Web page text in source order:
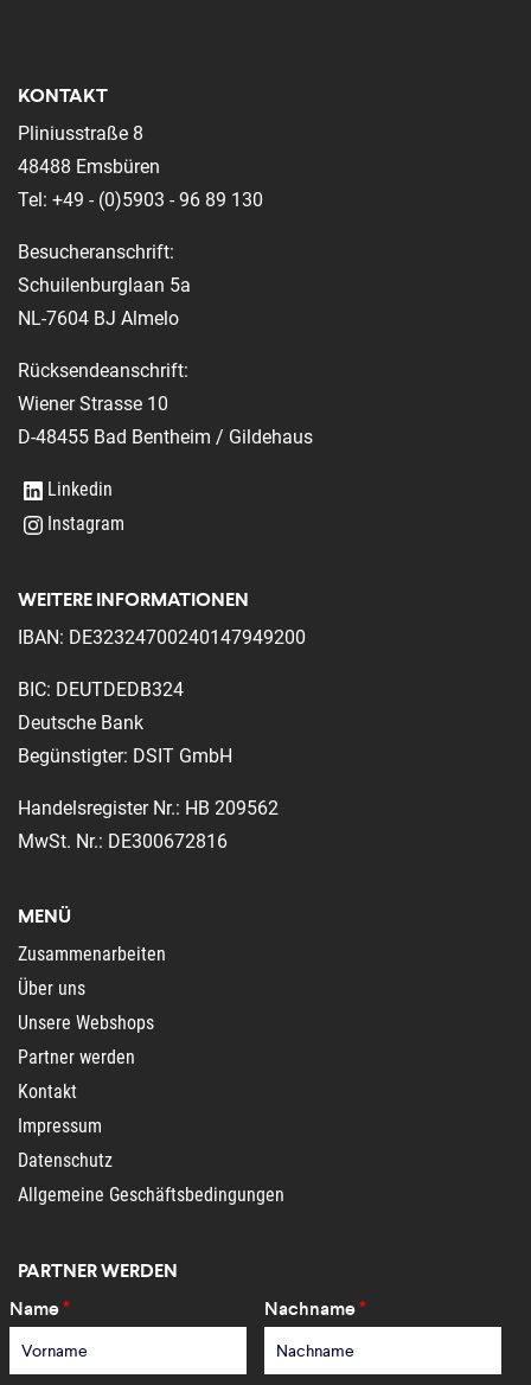
KONTAKT
Pliniusstraße 8
48488 Emsbüren
Tel: +49 - (0)5903 - 96 89 130
Besucheranschrift:
Schuilenburglaan 5a
NL-7604 BJ Almelo
Rücksendeanschrift:
Wiener Strasse 10
D-48455 Bad Bentheim / Gildehaus
Linkedin
Instagram
WEITERE INFORMATIONEN
IBAN: DE32324700240147949200
BIC: DEUTDEDB324
Deutsche Bank
Begünstigter: DSIT GmbH
Handelsregister Nr.: HB 209562
MwSt. Nr.: DE300672816
MENÜ
Zusammenarbeiten
Über uns
Unsere Webshops
Partner werden
Kontakt
Impressum
Datenschutz
Allgemeine Geschäftsbedingungen
PARTNER WERDEN
Name* Nachname*